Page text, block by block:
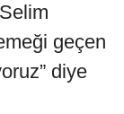
geçen
diye